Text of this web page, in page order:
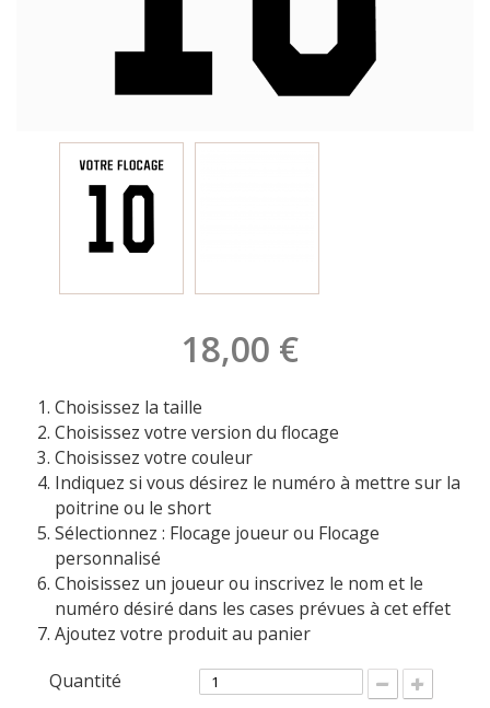
18,00 €
Choisissez la taille
Choisissez votre version du flocage
Choisissez votre couleur
Indiquez si vous désirez le numéro à mettre sur la
poitrine ou le short
Sélectionnez : Flocage joueur ou Flocage
personnalisé
Choisissez un joueur ou inscrivez le nom et le
numéro désiré dans les cases prévues à cet effet
Ajoutez votre produit au panier
Quantité